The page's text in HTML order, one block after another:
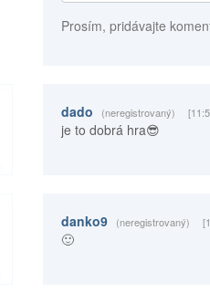
Prosím, pridávajte
dado (neregistrovaný)
je to dobrá hra😎
danko9 (neregistrovaný)
🙂